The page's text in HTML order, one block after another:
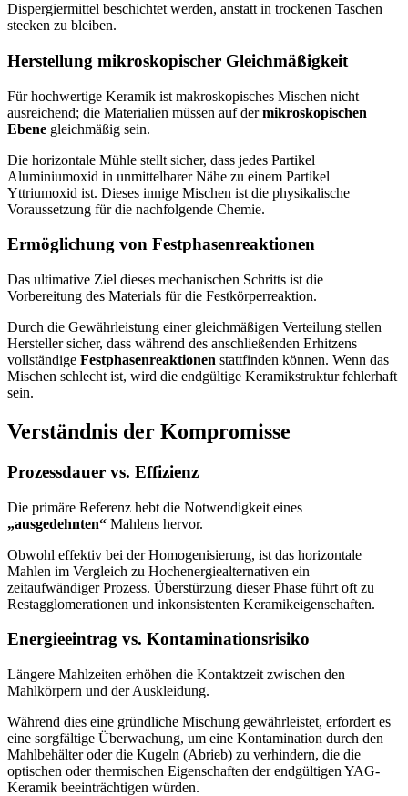
Dispergiermittel beschichtet werden, anstatt in trockenen Taschen
stecken zu bleiben.
Herstellung mikroskopischer Gleichmäßigkeit
Für hochwertige Keramik ist makroskopisches Mischen nicht
ausreichend; die Materialien müssen auf dermikroskopischen
Ebene gleichmäßig sein.
Die horizontale Mühle stellt sicher, dass jedes Partikel
Aluminiumoxid in unmittelbarer Nähe zu einem Partikel
Yttriumoxid ist. Dieses innige Mischen ist die physikalische
Voraussetzung für die nachfolgende Chemie.
Ermöglichung von Festphasenreaktionen
Das ultimative Ziel dieses mechanischen Schritts ist die
Vorbereitung des Materials für die Festkörperreaktion.
Durch die Gewährleistung einer gleichmäßigen Verteilung stellen
Hersteller sicher, dass während des anschließenden Erhitzens
vollständige Festphasenreaktionen stattfinden können. Wenn das
Mischen schlecht ist, wird die endgültige Keramikstruktur fehlerhaft
sein.
Verständnis der Kompromisse
Prozessdauer vs. Effizienz
Die primäre Referenz hebt die Notwendigkeit eines
„ausgedehnten“ Mahlens hervor.
Obwohl effektiv bei der Homogenisierung, ist das horizontale
Mahlen im Vergleich zu Hochenergiealternativen ein
zeitaufwändiger Prozess. Überstürzung dieser Phase führt oft zu
Restagglomerationen und inkonsistenten Keramikeigenschaften.
Energieeintrag vs. Kontaminationsrisiko
Längere Mahlzeiten erhöhen die Kontaktzeit zwischen den
Mahlkörpern und der Auskleidung.
Während dies eine gründliche Mischung gewährleistet, erfordert es
eine sorgfältige Überwachung, um eine Kontamination durch den
Mahlbehälter oder die Kugeln (Abrieb) zu verhindern, die die
optischen oder thermischen Eigenschaften der endgültigen YAG-
Keramik beeinträchtigen würden.